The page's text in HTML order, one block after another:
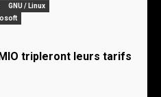
GNU / Linux
tripleront leurs tarifs